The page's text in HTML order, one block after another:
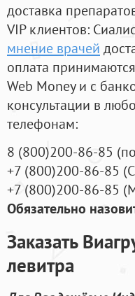
доставка
VIP клиентов:
мнение врачей
оплата
Web Money и с
консультации в
телефонам:
8 (800)200-86-85 (
+7 (800)200-86-85 (
+7 (800)200-86-85 (
Обязательно
Заказать
левитра